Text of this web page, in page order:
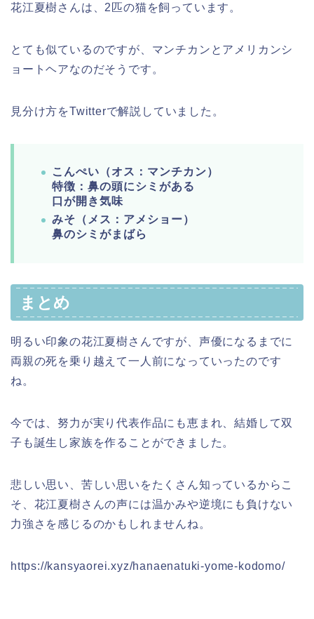
花江夏樹さんは、2匹の猫を飼っています。
とても似ているのですが、マンチカンとアメリカンシ
ョートヘアなのだそうです。
見分け方をTwitterで解説していました。
こんぺい（オス：マンチカン）
特徴：鼻の頭にシミがある
口が開き気味
みそ（メス：アメショー）
鼻のシミがまばら
まとめ
明るい印象の花江夏樹さんですが、声優になるまでに
両親の死を乗り越えて一人前になっていったのです
ね。
今では、努力が実り代表作品にも恵まれ、結婚して双
子も誕生し家族を作ることができました。
悲しい思い、苦しい思いをたくさん知っているからこ
そ、花江夏樹さんの声には温かみや逆境にも負けない
力強さを感じるのかもしれませんね。
https://kansyaorei.xyz/hanaenatuki-yome-kodomo/